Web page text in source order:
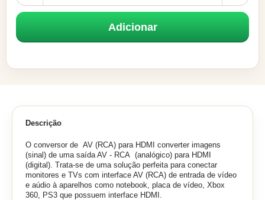
Adicionar
Descrição
O conversor de AV (RCA) para HDMI converter imagens
(sinal) de uma saída AV - RCA (analógico) para HDMI
(digital). Trata-se de uma solução perfeita para conectar
monitores e TVs com interface AV (RCA) de entrada de vídeo
e aúdio à aparelhos como notebook, placa de vídeo, Xbox
360, PS3 que possuem interface HDMI.